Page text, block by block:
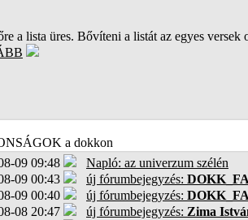
a lista üres. Bővíteni a listát az egyes versek
a dokkon
09 09:48
Napló: az univerzum szélén
09 00:43
új fórumbejegyzés:
09 00:40
új fórumbejegyzés:
08 20:47
új fórumbejegyzés: Zima